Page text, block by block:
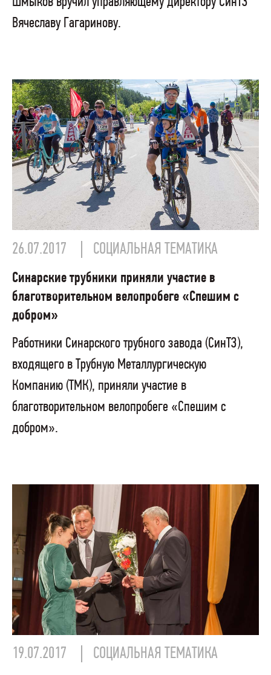
Вячеславу Гагаринову.
26.07.2017 СОЦИАЛЬНАЯ ТЕМАТИКА
Синарские трубники приняли участие в
благотворительном велопробеге «Спешим с
добром»
Работники Синарского трубного завода (СинТЗ),
входящего в Трубную Металлургическую
Компанию (ТМК), приняли участие в
благотворительном велопробеге «Спешим с
добром».
19.07.2017 СОЦИАЛЬНАЯ ТЕМАТИКА